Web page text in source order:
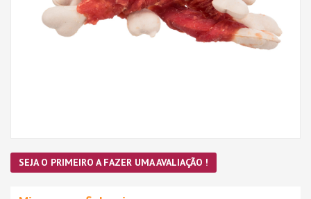
SEJA O PRIMEIRO A FAZER UMA AVALIAÇÃO !